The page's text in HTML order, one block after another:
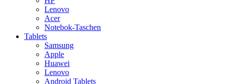
Lenovo
Acer
Notebok-Taschen
Tablets
Samsung
Apple
Huawei
Lenovo
Android Tablets